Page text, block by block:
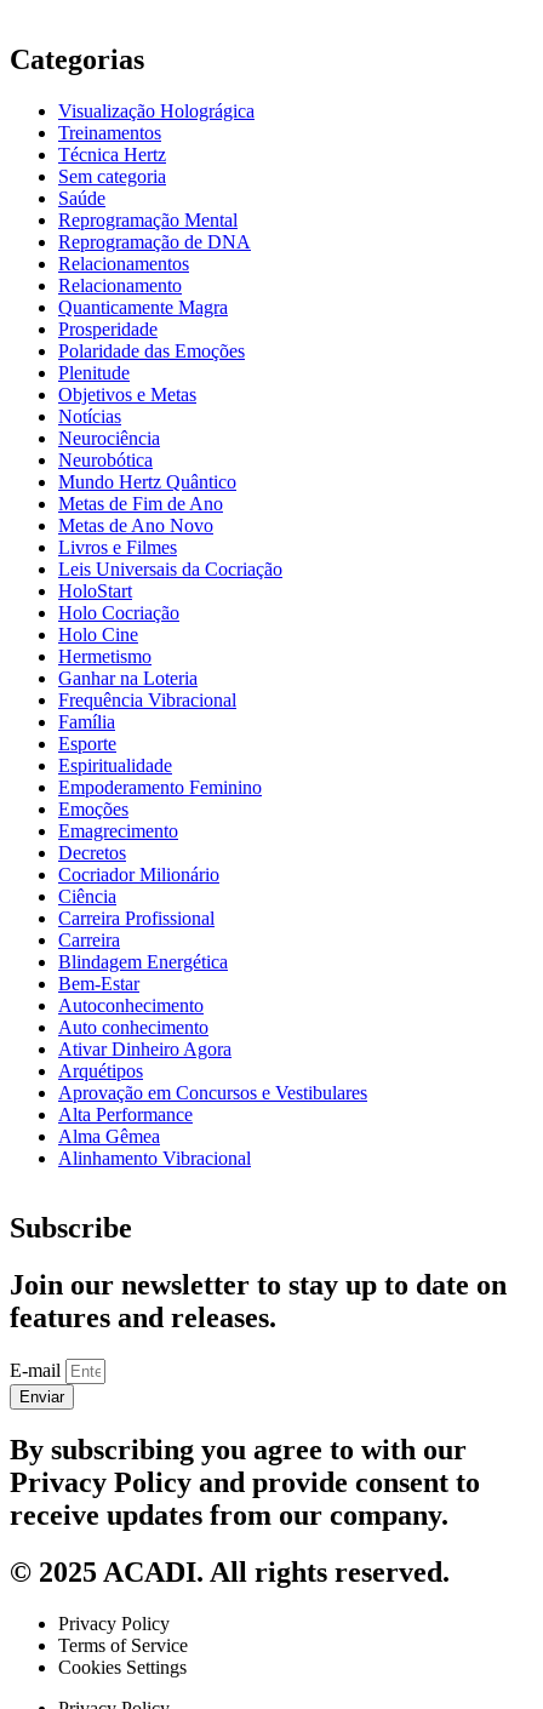
Categorias
Visualização Holográgica
Treinamentos
Técnica Hertz
Sem categoria
Saúde
Reprogramação Mental
Reprogramação de DNA
Relacionamentos
Relacionamento
Quanticamente Magra
Prosperidade
Polaridade das Emoções
Plenitude
Objetivos e Metas
Notícias
Neurociência
Neurobótica
Mundo Hertz Quântico
Metas de Fim de Ano
Metas de Ano Novo
Livros e Filmes
Leis Universais da Cocriação
HoloStart
Holo Cocriação
Holo Cine
Hermetismo
Ganhar na Loteria
Frequência Vibracional
Família
Esporte
Espiritualidade
Empoderamento Feminino
Emoções
Emagrecimento
Decretos
Cocriador Milionário
Ciência
Carreira Profissional
Carreira
Blindagem Energética
Bem-Estar
Autoconhecimento
Auto conhecimento
Ativar Dinheiro Agora
Arquétipos
Aprovação em Concursos e Vestibulares
Alta Performance
Alma Gêmea
Alinhamento Vibracional
Subscribe
Join our newsletter to stay up to date on
features and releases.
E-mail
Enviar
By subscribing you agree to with our
Privacy Policy and provide consent to
receive updates from our company.
© 2025 ACADI. All rights reserved.
Privacy Policy
Terms of Service
Cookies Settings